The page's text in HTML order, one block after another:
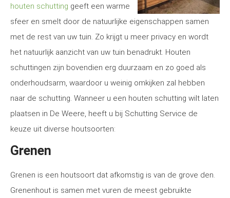
houten schutting geeft een warme
sfeer en smelt door de natuurlijke eigenschappen samen
met de rest van uw tuin. Zo krijgt u meer privacy en wordt
het natuurlijk aanzicht van uw tuin benadrukt. Houten
schuttingen zijn bovendien erg duurzaam en zo goed als
onderhoudsarm, waardoor u weinig omkijken zal hebben
naar de schutting. Wanneer u een houten schutting wilt laten
plaatsen in De Weere, heeft u bij Schutting Service de
keuze uit diverse houtsoorten:
Grenen
Grenen is een houtsoort dat afkomstig is van de grove den.
Grenenhout is samen met vuren de meest gebruikte